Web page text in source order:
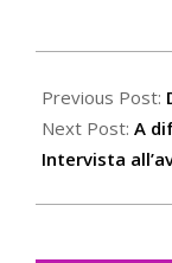
05-
27
Previous Post:
Next Post: A
Intervista